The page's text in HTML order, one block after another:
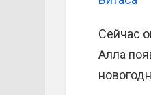
Сейчас
Алла